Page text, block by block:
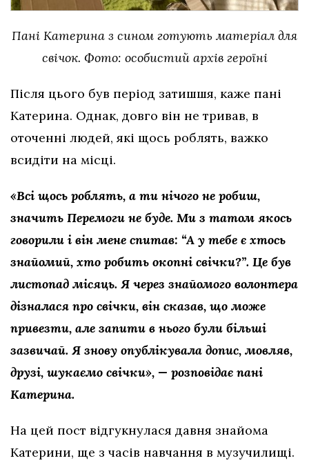
Пані Катерина з сином готують матеріал для
свічок. Фото: особистий архів героїні
Після цього був період затишшя, каже пані
Катерина. Однак, довго він не тривав, в
оточенні людей, які щось роблять, важко
всидіти на місці.
«Всі щось роблять, а ти нічого не робиш,
значить Перемоги не буде. Ми з татом якось
говорили і він мене спитав: “А у тебе є хтось
знайомий, хто робить окопні свічки?”. Це був
листопад місяць. Я через знайомого волонтера
дізналася про свічки, він сказав, що може
привезти, але запити в нього були більші
зазвичай. Я знову опублікувала допис, мовляв,
друзі, шукаємо свічки», — розповідає пані
Катерина.
На цей пост відгукнулася давня знайома
Катерини, ще з часів навчання в музучилищі.